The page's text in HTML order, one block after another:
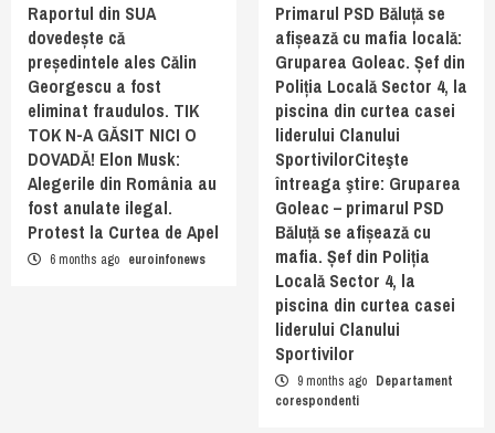
Raportul din SUA
dovedește că
președintele ales Călin
Georgescu a fost
eliminat fraudulos. TIK
TOK N-A GĂSIT NICI O
DOVADĂ! Elon Musk:
Alegerile din România au
fost anulate ilegal.
Protest la Curtea de Apel
6 months ago euroinfonews
Primarul PSD Băluță se
afișează cu mafia locală:
Gruparea Goleac. Șef din
Poliția Locală Sector 4, la
piscina din curtea casei
liderului Clanului
SportivilorCiteşte
întreaga ştire: Gruparea
Goleac – primarul PSD
Băluță se afișează cu
mafia. Șef din Poliția
Locală Sector 4, la
piscina din curtea casei
liderului Clanului
Sportivilor
9 months ago Departament
corespondenti